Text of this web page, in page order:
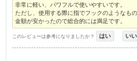
非常に軽い、パワフルで使いやすいです。
ただし、使用する際に指でフックのようなも
金額が安かったので総合的には満足です。
このレビューは参考になりましたか？ はい い